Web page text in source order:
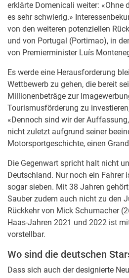
erklärte Domenicali weiter: «Ohne
es sehr schwierig.»
von den weiteren potenziellen
und von Portugal (Portimao), in
von Premierminister Luís
Es werde eine Herausforderung
Wettbewerb zu gehen, die bereit
Millionenbeträge zur
Tourismusförderung zu
«Dennoch sind wir der
nicht zuletzt aufgrund seiner
Motorsportgeschichte, einen
Die Gegenwart spricht halt nicht
Deutschland. Nur noch ein Fahrer
sogar sieben. Mit 38 Jahren
Sauber zudem auch nicht zu den
Rückkehr von Mick Schumacher
Haas-Jahren 2021 und 2022 ist
vorstellbar.
Wo sind die deutschen
Dass sich auch der designierte